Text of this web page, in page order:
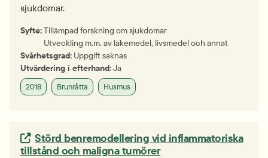
sjukdomar.
Syfte:Tillämpad forskning om sjukdomar
Utveckling m.m. av läkemedel, livsmedel och annat
Svårhetsgrad: Uppgift saknas
Utvärdering i efterhand:Ja
2018 Brunråtta Husmus
Extern länk.
Störd benremodellering vid inflammatoriska
tillstånd och maligna tumörer